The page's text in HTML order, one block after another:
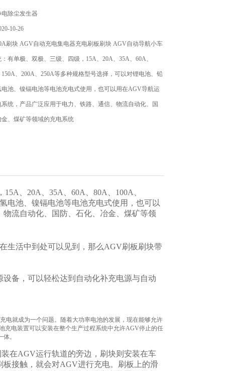
除尘发生器
10-26
刷块 AGV自动充电集电器充电刷板刷块 AGV自动导航小车
有单极、双极、三级、四级，15A、20A、35A、60A、
、200A、250A等多种规格型号选择，可以对锂电池、铅
池、镍镉电池等电池充电式使用，也可以用在AGV导航运
统，产品广泛应用于电力、铁路、通信、物流自动化、国
、煤矿等领域的充电系统
、20A、35A、60A、80A、100A、
电池、镍镉电池等电池充电式使用，也可以
流自动化、国防、石化、冶金、煤矿等领
生活中到处可以见到，那么AGV刷板刷块带
备，可以轻松达到自动化补充电源与自动
电就成为一个问题。随着大功率电池的发展，现在能够允许
充电装置可以安装在整个生产过程系统中允许AGV停止的任
。
在AGV运行轨道的旁边，刷块则安装在车
接触，就会对AGV进行充电。刷板上的滑